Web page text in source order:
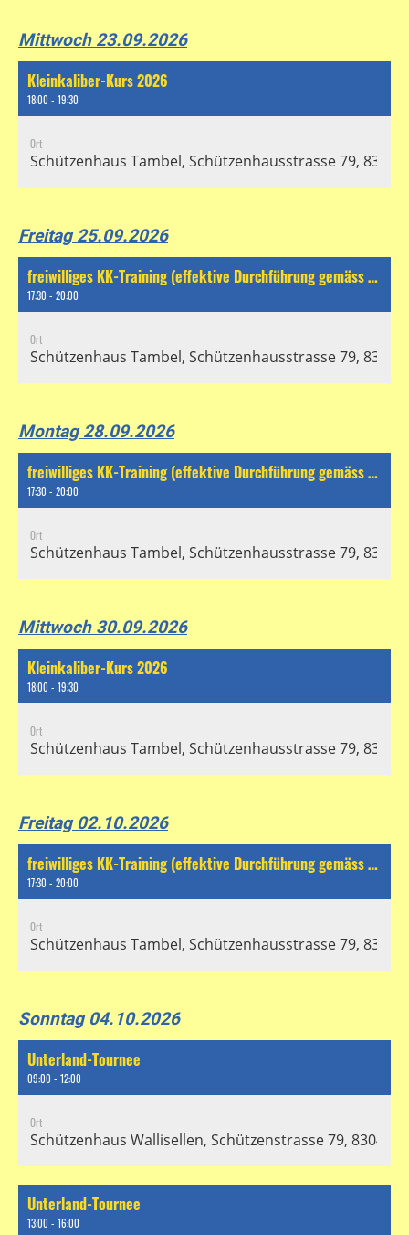
Mittwoch 23.09.2026
Kleinkaliber-Kurs 2026
18:00 - 19:30
Ort
Schützenhaus Tambel, Schützenhausstrasse 79, 8304
Freitag 25.09.2026
freiwilliges KK-Training (effektive Durchführung gemäss separatem Chat)
17:30 - 20:00
Ort
Schützenhaus Tambel, Schützenhausstrasse 79, 8304
Montag 28.09.2026
freiwilliges KK-Training (effektive Durchführung gemäss separatem Chat)
17:30 - 20:00
Ort
Schützenhaus Tambel, Schützenhausstrasse 79, 8304
Mittwoch 30.09.2026
Kleinkaliber-Kurs 2026
18:00 - 19:30
Ort
Schützenhaus Tambel, Schützenhausstrasse 79, 8304
Freitag 02.10.2026
freiwilliges KK-Training (effektive Durchführung gemäss separatem Chat)
17:30 - 20:00
Ort
Schützenhaus Tambel, Schützenhausstrasse 79, 8304
Sonntag 04.10.2026
Unterland-Tournee
09:00 - 12:00
Ort
Schützenhaus Wallisellen, Schützenstrasse 79, 8304
Unterland-Tournee
13:00 - 16:00